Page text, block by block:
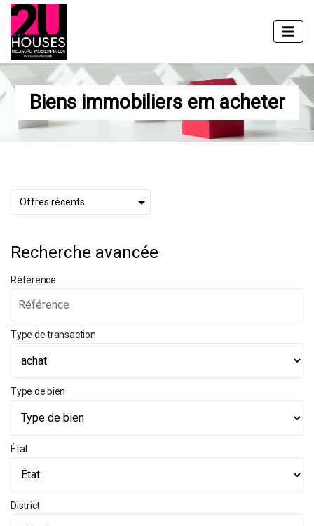
Biens immobiliers em acheter
Recherche avancée
Référence
Type de transaction
Type de bien
État
District